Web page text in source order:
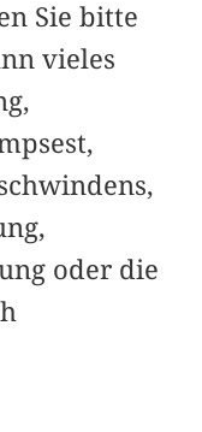
Sie bitte
vieles
oder die